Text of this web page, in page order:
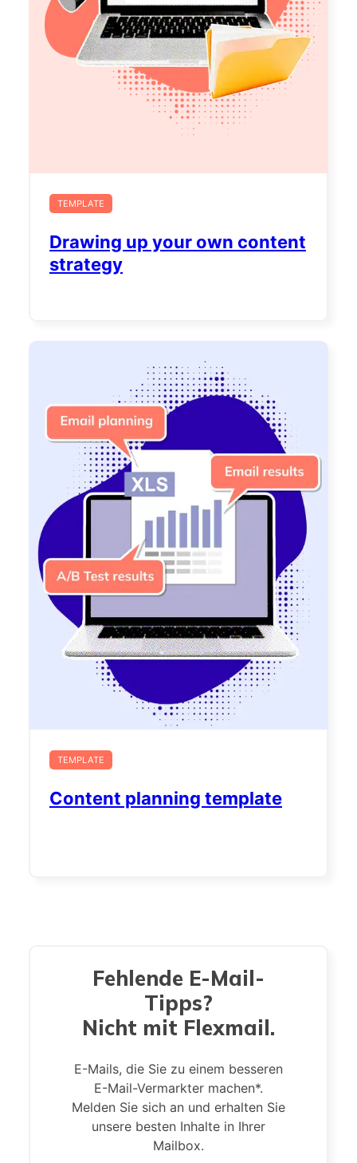
TEMPLATE
Drawing up your own content
strategy
TEMPLATE
Content planning template
Fehlende E-Mail-
Tipps?
Nicht mit Flexmail.
E-Mails, die Sie zu einem besseren
E-Mail-Vermarkter machen*.
Melden Sie sich an und erhalten Sie
unsere besten Inhalte in Ihrer
Mailbox.